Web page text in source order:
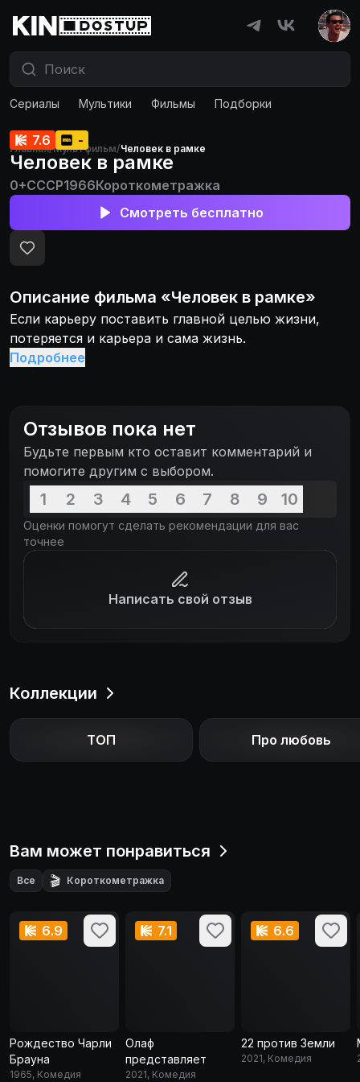
Сериалы Мультики Фильмы Подборки
Главная/Мультфильм/Человек в рамке
7.6 -
Человек в рамке
0+СССР1966Короткометражка
Смотреть бесплатно
Описание фильма «Человек в рамке»
Если карьеру поставить главной целью жизни,
потеряется и карьера и сама жизнь.
Подробнее
Отзывов пока нет
Будьте первым кто оставит комментарий и
помогите другим с выбором.
1 2 3 4 5 6 7 8 9 10
Оценки помогут сделать рекомендации для вас
точнее
Написать свой отзыв
Коллекции
ТОП Про любовь
Вам может понравиться
Все 🎬 Короткометражка
6.9
Рождество Чарли
Брауна
1965, Комедия
7.1
Олаф
представляет
2021, Комедия
6.6
22 против Земли
2021, Комедия